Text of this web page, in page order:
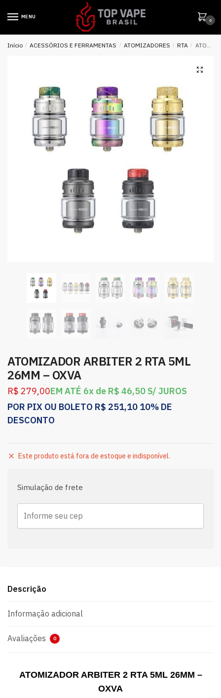
MENU
0
Início / ACESSÓRIOS E FERRAMENTAS / ATOMIZADORES / RTA / ATOMIZADOR ARBITER 2 RTA 5ML 26MM – OXVA
ATOMIZADOR ARBITER 2 RTA 5ML
26MM – OXVA
R$ 279,00EM ATÉ 6x de R$ 46,50 S/ JUROS
POR PIX OU BOLETO R$ 251,10 10% DE
DESCONTO
Este produto está fora de estoque e indisponível.
Simulação de frete
Descrição
Informação adicional
Avaliações 0
ATOMIZADOR ARBITER 2 RTA 5ML 26MM –
OXVA